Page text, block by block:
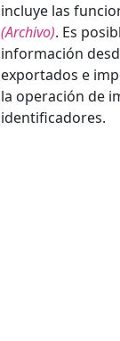
incluye las
(Archivo). Es
información
exportados e
la operación de
identificadores.